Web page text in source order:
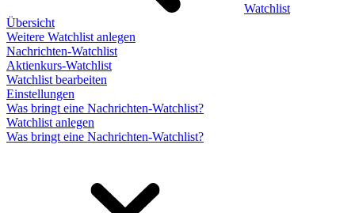
Watchlist
Übersicht
Weitere Watchlist anlegen
Nachrichten-Watchlist
Aktienkurs-Watchlist
Watchlist bearbeiten
Einstellungen
Was bringt eine Nachrichten-Watchlist?
Watchlist anlegen
Was bringt eine Nachrichten-Watchlist?